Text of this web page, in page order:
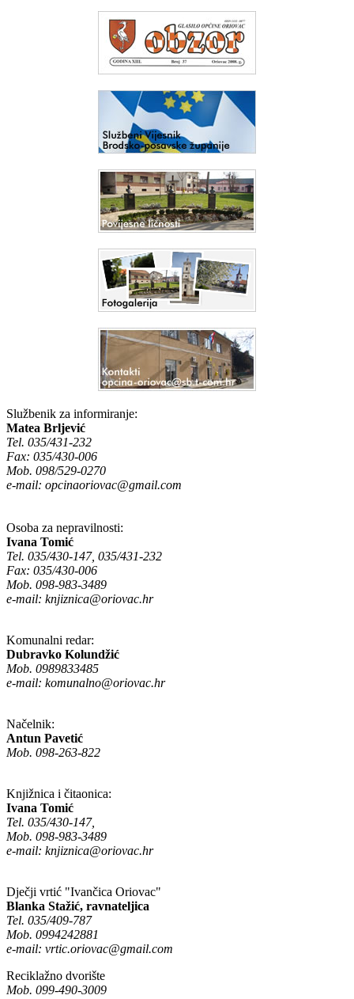
Službenik za informiranje:
Matea Brljević
Tel. 035/431-232
Fax: 035/430-006
Mob. 098/529-0270
e-mail: opcinaoriovac@gmail.com
Osoba za nepravilnosti:
Ivana Tomić
Tel. 035/430-147, 035/431-232
Fax: 035/430-006
Mob. 098-983-3489
e-mail: knjiznica@oriovac.hr
Komunalni redar:
Dubravko Kolundžić
Mob. 0989833485
e-mail: komunalno@oriovac.hr
Načelnik:
Antun Pavetić
Mob. 098-263-822
Knjižnica i čitaonica:
Ivana Tomić
Tel. 035/430-147,
Mob. 098-983-3489
e-mail: knjiznica@oriovac.hr
Dječji vrtić "Ivančica Oriovac"
Blanka Stažić, ravnateljica
Tel. 035/409-787
Mob. 0994242881
e-mail: vrtic.oriovac@gmail.com
Reciklažno dvorište
Mob. 099-490-3009